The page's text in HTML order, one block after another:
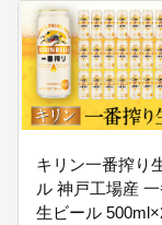
05
キリン一番搾り
ル 神戸工場産
生ビール